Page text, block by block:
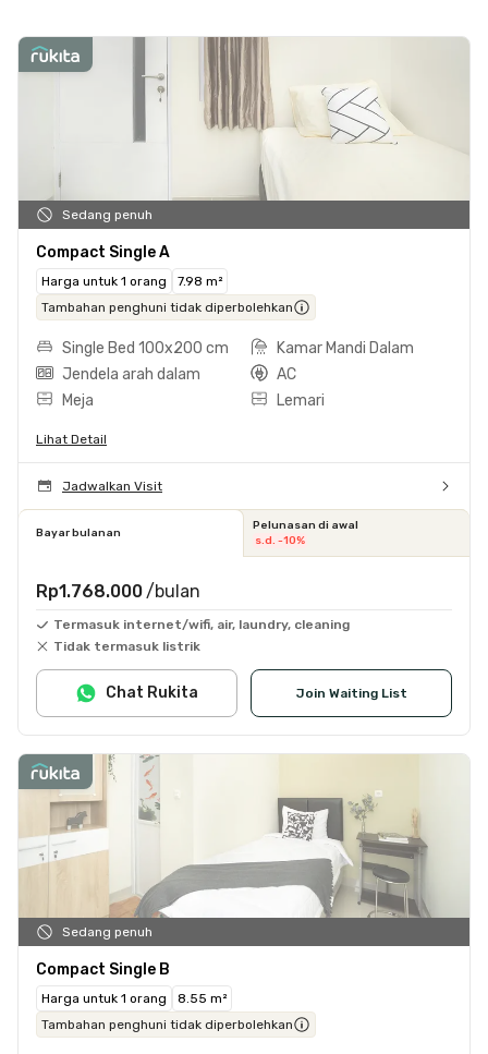
Sedang penuh
Compact Single A
Harga untuk 1 orang
7.98 m²
Tambahan penghuni tidak diperbolehkan
Single Bed 100x200 cm
Kamar Mandi Dalam
Jendela arah dalam
AC
Meja
Lemari
Lihat Detail
Jadwalkan Visit
Bayar bulanan
Pelunasan di awal
s.d. -10%
Rp1.768.000 /bulan
Termasuk internet/wifi, air, laundry, cleaning
Tidak termasuk listrik
Join Waiting List
Chat Rukita
Sedang penuh
Compact Single B
Harga untuk 1 orang
8.55 m²
Tambahan penghuni tidak diperbolehkan